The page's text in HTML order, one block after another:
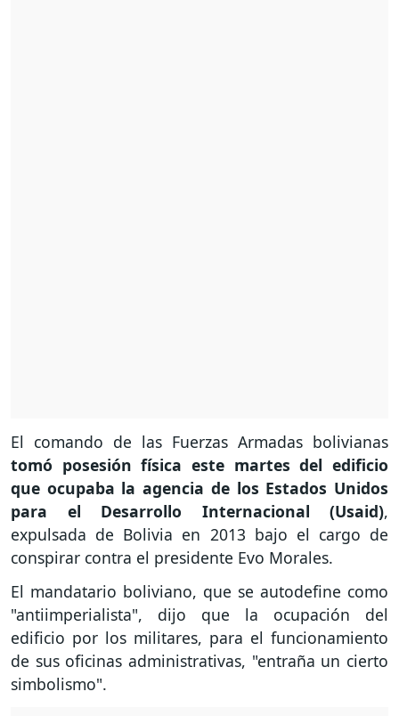
El comando de las Fuerzas Armadas bolivianas
tomó posesión física este martes del edificio
que ocupaba la agencia de los Estados Unidos
para el Desarrollo Internacional (Usaid),
expulsada de Bolivia en 2013 bajo el cargo de
conspirar contra el presidente Evo Morales.
El mandatario boliviano, que se autodefine como
"antiimperialista", dijo que la ocupación del
edificio por los militares, para el funcionamiento
de sus oficinas administrativas, "entraña un cierto
simbolismo".